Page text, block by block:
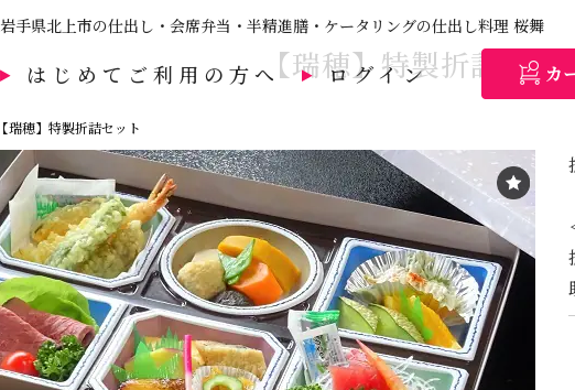
岩手県北上市の仕出し・会席弁当・半精進膳・ケータリングの仕出し料理 桜舞
はじめてご利用の方へ ログイン
【瑞穂】特製折詰セッ
【瑞穂】特製折詰セット